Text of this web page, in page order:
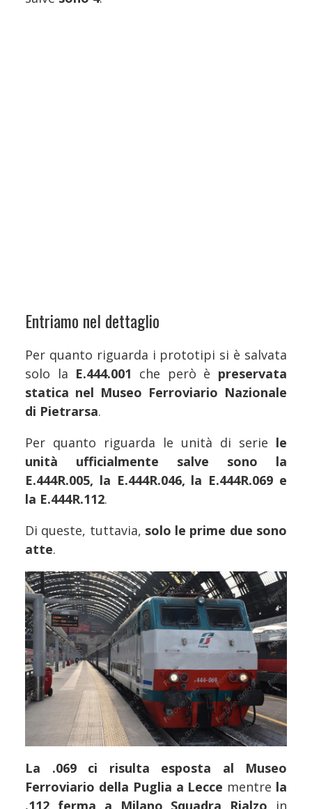
Entriamo nel dettaglio
Per quanto riguarda i prototipi si è salvata
solo la E.444.001 che però è preservata
statica nel Museo Ferroviario Nazionale
di Pietrarsa.
Per quanto riguarda le unità di serie le
unità ufficialmente salve sono la
E.444R.005, la E.444R.046, la E.444R.069 e
la E.444R.112.
Di queste, tuttavia, solo le prime due sono
atte.
La .069 ci risulta esposta al Museo
Ferroviario della Puglia a Lecce mentre la
.112 ferma a Milano Squadra Rialzo in